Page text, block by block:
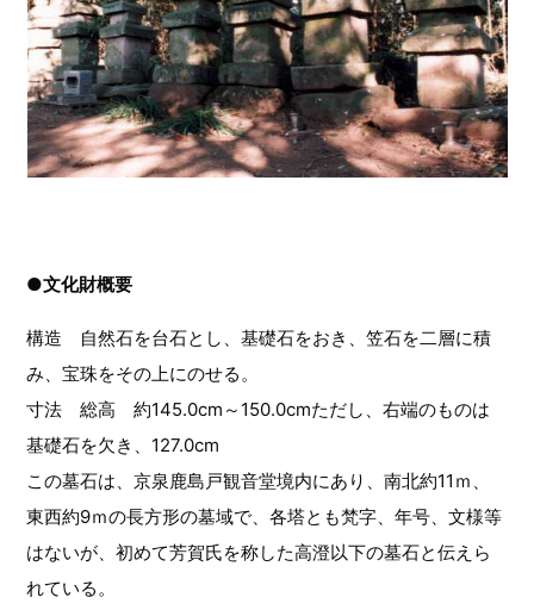
●文化財概要
構造 自然石を台石とし、基礎石をおき、笠石を二層に積
み、宝珠をその上にのせる。
寸法 総高 約145.0cm～150.0cmただし、右端のものは
基礎石を欠き、127.0cm
この墓石は、京泉鹿島戸観音堂境内にあり、南北約11ｍ、
東西約9ｍの長方形の墓域で、各塔とも梵字、年号、文様等
はないが、初めて芳賀氏を称した高澄以下の墓石と伝えら
れている。